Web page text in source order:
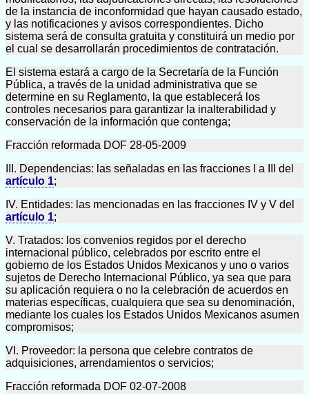
de la instancia de inconformidad que hayan causado estado,
y las notificaciones y avisos correspondientes. Dicho
sistema será de consulta gratuita y constituirá un medio por
el cual se desarrollarán procedimientos de contratación.
El sistema estará a cargo de la Secretaría de la Función
Pública, a través de la unidad administrativa que se
determine en su Reglamento, la que establecerá los
controles necesarios para garantizar la inalterabilidad y
conservación de la información que contenga;
Fracción reformada DOF 28-05-2009
III. Dependencias: las señaladas en las fracciones I a III del
artículo 1;
IV. Entidades: las mencionadas en las fracciones IV y V del
artículo 1;
V. Tratados: los convenios regidos por el derecho
internacional público, celebrados por escrito entre el
gobierno de los Estados Unidos Mexicanos y uno o varios
sujetos de Derecho Internacional Público, ya sea que para
su aplicación requiera o no la celebración de acuerdos en
materias específicas, cualquiera que sea su denominación,
mediante los cuales los Estados Unidos Mexicanos asumen
compromisos;
VI. Proveedor: la persona que celebre contratos de
adquisiciones, arrendamientos o servicios;
Fracción reformada DOF 02-07-2008